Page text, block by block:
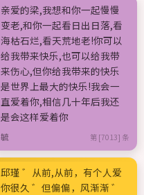
亲爱的梁,我想和你一起慢慢
变老,和你一起看日出日落,看
海枯石烂,看天荒地老!你可以
给我带来快乐,也可以给我带
来伤心,但你给我带来的快乐
是世界上最大的快乐!我会一
直爱着你,相信几十年后我还
是会这样爱着你
毓 第 [7013] 条
邱瑾 ゛从前,从前，有个人爱
你很久 ゛但偏偏，风渐渐 ゛